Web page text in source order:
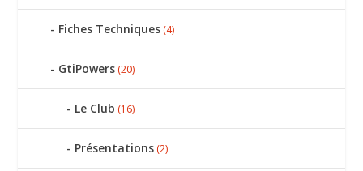
Fiches Techniques (4)
GtiPowers (20)
Le Club (16)
Présentations (2)